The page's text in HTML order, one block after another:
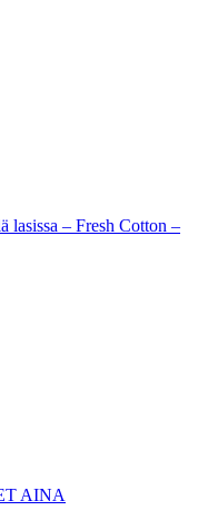
lasissa – Fresh Cotton –
AINA